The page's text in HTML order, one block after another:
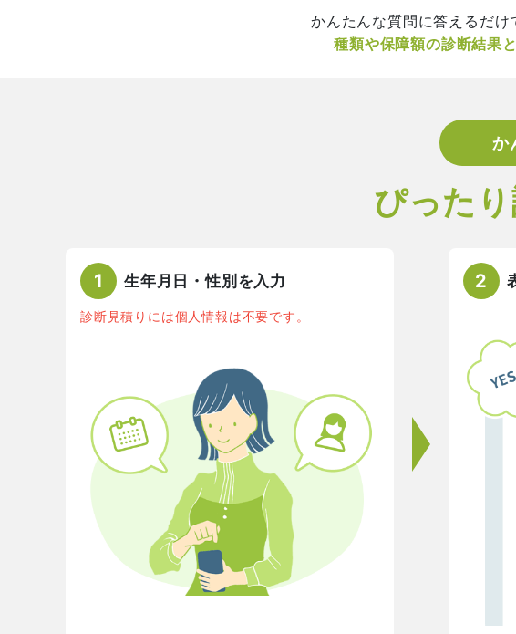
かんたんな質問に答えるだけ
種類や保障額の診断結果
か
ぴった
1 生年月日・性別を入力
診断見積りには個人情報は不要です。
2